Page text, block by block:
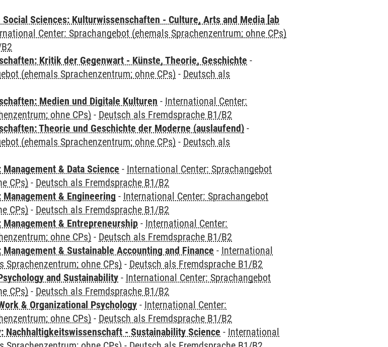
Sciences: Kulturwissenschaften - Culture, Arts and Media [ab
Center: Sprachangebot (ehemals Sprachenzentrum; ohne CPs)
Kritik der Gegenwart - Künste, Theorie, Geschichte -
(ehemals Sprachenzentrum; ohne CPs) - Deutsch als
Medien und Digitale Kulturen - International Center:
ohne CPs) - Deutsch als Fremdsprache B1/B2
Theorie und Geschichte der Moderne (auslaufend) -
(ehemals Sprachenzentrum; ohne CPs) - Deutsch als
& Data Science - International Center: Sprachangebot
CPs) - Deutsch als Fremdsprache B1/B2
& Engineering - International Center: Sprachangebot
CPs) - Deutsch als Fremdsprache B1/B2
& Entrepreneurship - International Center:
ohne CPs) - Deutsch als Fremdsprache B1/B2
& Sustainable Accounting and Finance - International
Sprachenzentrum; ohne CPs) - Deutsch als Fremdsprache B1/B2
and Sustainability - International Center: Sprachangebot
CPs) - Deutsch als Fremdsprache B1/B2
& Organizational Psychology - International Center:
ohne CPs) - Deutsch als Fremdsprache B1/B2
Nachhaltigkeitswissenschaft - Sustainability Science - International